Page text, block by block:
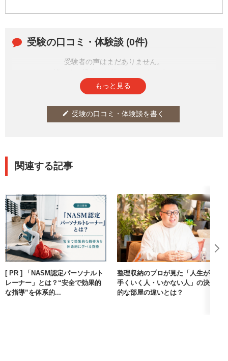
受験の口コミ・体験談 (0件)
受験者の声はまだありません。
もっと見る
edit 受験の口コミ・体験談を書く
関連する記事
[ PR ] 「NASM認定パーソナルト
レーナー」とは？“安全で効果的
な指導”を体系的...
整理収納のプロが見た「人生が上
手くいく人・いかない人」の決定
的な部屋の違いとは？